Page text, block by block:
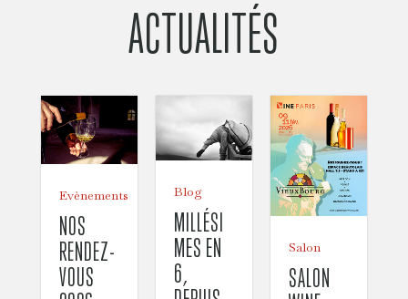
ACTUALITÉS
Evènements
NOS
RENDEZ-
VOUS
Blog
MILLÉSI
MES EN
6,
Salon
SALON